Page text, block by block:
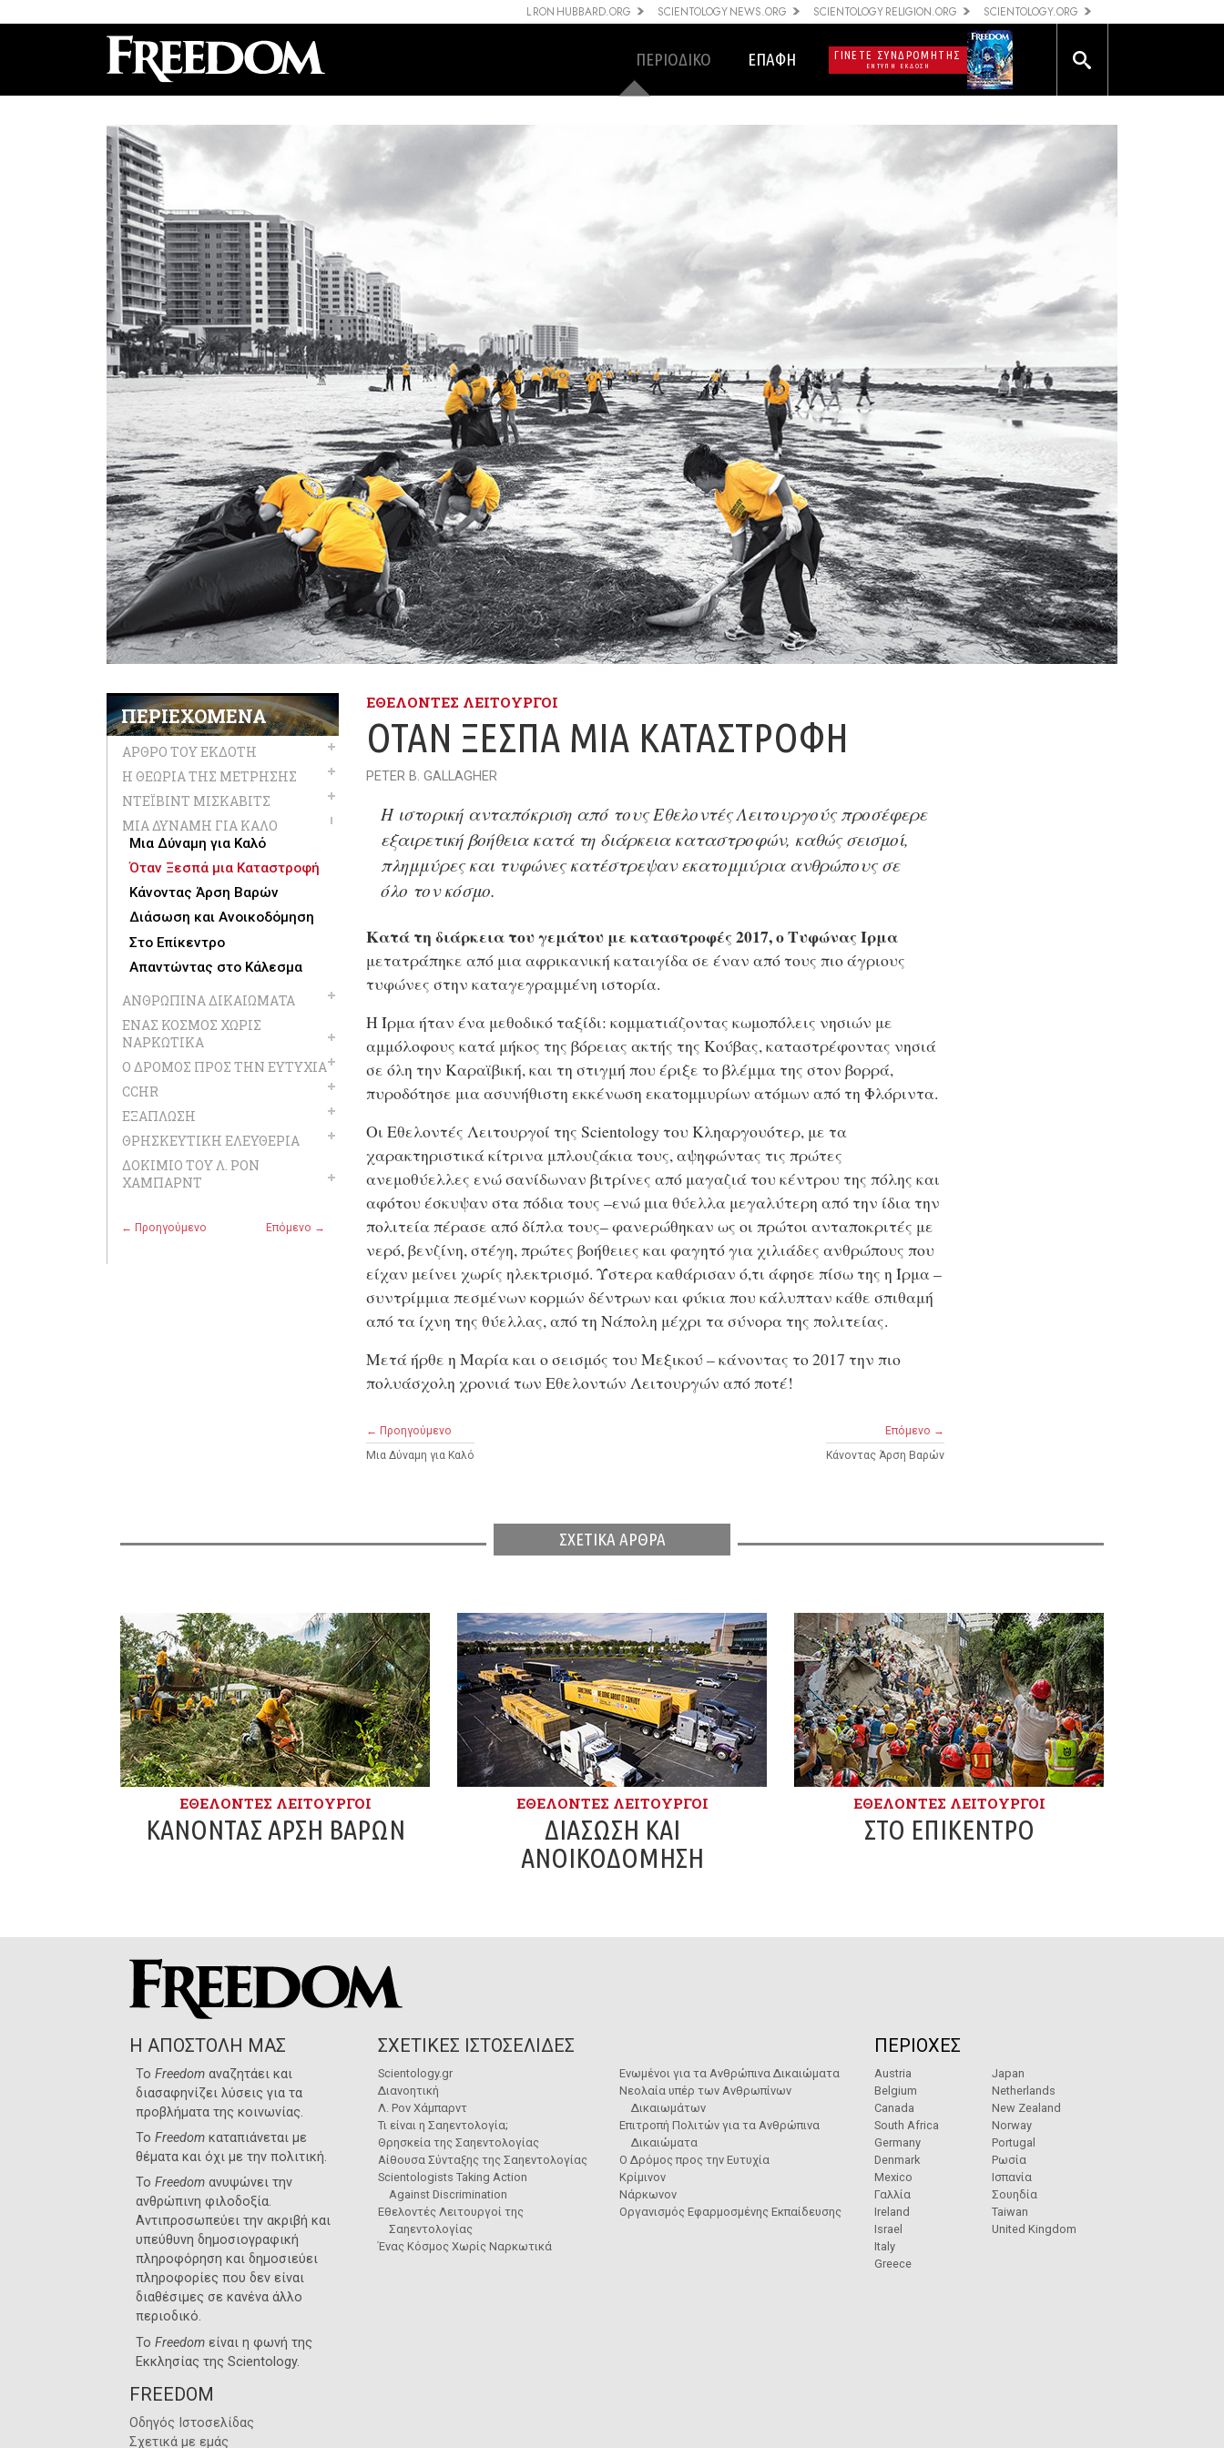
L RON HUBBARD.ORG SCIENTOLOGY NEWS.ORG SCIENTOLOGY RELIGION.ORG SCIENTOLOGY.ORG
ΠΕΡΙΟΔΙΚΟ ΕΠΑΦΗ ΓΙΝΕΤΕ ΣΥΝΔΡΟΜΗΤΗΣ
ΕΝΤΥΠΗ ΕΚΔΟΣΗ
ΠΕΡΙΕΧΌΜΕΝΑ
ΆΡΘΡΟ ΤΟΥ ΕΚΔΌΤΗ
Η ΘΕΩΡΊΑ ΤΗΣ ΜΈΤΡΗΣΗΣ
ΝΤΈΙΒΙΝΤ ΜΙΣΚΆΒΙΤΣ
ΜΙΑ ΔΎΝΑΜΗ ΓΙΑ ΚΑΛΌ
Μια Δύναμη για Καλό
Όταν Ξεσπά μια Καταστροφή
Κάνοντας Άρση Βαρών
Διάσωση και Ανοικοδόμηση
Στο Επίκεντρο
Απαντώντας στο Κάλεσμα
ΑΝΘΡΏΠΙΝΑ ΔΙΚΑΙΏΜΑΤΑ
ΈΝΑΣ ΚΌΣΜΟΣ ΧΩΡΊΣ
ΝΑΡΚΩΤΙΚΆ
Ο ΔΡΌΜΟΣ ΠΡΟΣ ΤΗΝ ΕΥΤΥΧΊΑ
CCHR
ΕΞΆΠΛΩΣΗ
ΘΡΗΣΚΕΥΤΙΚΉ ΕΛΕΥΘΕΡΊΑ
ΔΟΚΊΜΙΟ ΤΟΥ Λ. ΡΟΝ
ΧΆΜΠΑΡΝΤ
← Προηγούμενο Επόμενο →
ΕΘΕΛΟΝΤΈΣ ΛΕΙΤΟΥΡΓΟΊ
ΌΤΑΝ ΞΕΣΠΆ ΜΙΑ ΚΑΤΑΣΤΡΟΦΉ
PETER B. GALLAGHER
Η ιστορική ανταπόκριση από τους Εθελοντές Λειτουργούς προσέφερε
εξαιρετική βοήθεια κατά τη διάρκεια καταστροφών, καθώς σεισμοί,
πλημμύρες και τυφώνες κατέστρεψαν εκατομμύρια ανθρώπους σε
όλο τον κόσμο.
Κατά τη διάρκεια του γεμάτου με καταστροφές 2017, ο Τυφώνας Ίρμα
μετατράπηκε από μια αφρικανική καταιγίδα σε έναν από τους πιο άγριους
τυφώνες στην καταγεγραμμένη ιστορία.
Η Ίρμα ήταν ένα μεθοδικό ταξίδι: κομματιάζοντας κωμοπόλεις νησιών με
αμμόλοφους κατά μήκος της βόρειας ακτής της Κούβας, καταστρέφοντας νησιά
σε όλη την Καραϊβική, και τη στιγμή που έριξε το βλέμμα της στον βορρά,
πυροδότησε μια ασυνήθιστη εκκένωση εκατομμυρίων ατόμων από τη Φλόριντα.
Οι Εθελοντές Λειτουργοί της Scientology του Κληαργουότερ, με τα
χαρακτηριστικά κίτρινα μπλουζάκια τους, αψηφώντας τις πρώτες
ανεμοθύελλες ενώ σανίδωναν βιτρίνες από μαγαζιά του κέντρου της πόλης και
αφότου έσκυψαν στα πόδια τους –ενώ μια θύελλα μεγαλύτερη από την ίδια την
πολιτεία πέρασε από δίπλα τους– φανερώθηκαν ως οι πρώτοι ανταποκριτές με
νερό, βενζίνη, στέγη, πρώτες βοήθειες και φαγητό για χιλιάδες ανθρώπους που
είχαν μείνει χωρίς ηλεκτρισμό. Ύστερα καθάρισαν ό,τι άφησε πίσω της η Ίρμα –
συντρίμμια πεσμένων κορμών δέντρων και φύκια που κάλυπταν κάθε σπιθαμή
από τα ίχνη της θύελλας, από τη Νάπολη μέχρι τα σύνορα της πολιτείας.
Μετά ήρθε η Μαρία και ο σεισμός του Μεξικού – κάνοντας το 2017 την πιο
πολυάσχολη χρονιά των Εθελοντών Λειτουργών από ποτέ!
← Προηγούμενο
Μια Δύναμη για Καλό
Επόμενο →
Κάνοντας Άρση Βαρών
ΣΧΕΤΙΚΑ ΑΡΘΡΑ
ΕΘΕΛΟΝΤΈΣ ΛΕΙΤΟΥΡΓΟΊ
ΚΆΝΟΝΤΑΣ ΆΡΣΗ ΒΑΡΏΝ
ΕΘΕΛΟΝΤΈΣ ΛΕΙΤΟΥΡΓΟΊ
ΔΙΆΣΩΣΗ ΚΑΙ
ΑΝΟΙΚΟΔΌΜΗΣΗ
ΕΘΕΛΟΝΤΈΣ ΛΕΙΤΟΥΡΓΟΊ
ΣΤΟ ΕΠΊΚΕΝΤΡΟ
Η ΑΠΟΣΤΟΛΗ ΜΑΣ
ΤοFreedom αναζητάει και
διασαφηνίζει λύσεις για τα
προβλήματα της κοινωνίας.
ΤοFreedom καταπιάνεται με
θέματα και όχι με την πολιτική.
ΤοFreedom ανυψώνει την
ανθρώπινη φιλοδοξία.
Αντιπροσωπεύει την ακριβή και
υπεύθυνη δημοσιογραφική
πληροφόρηση και δημοσιεύει
πληροφορίες που δεν είναι
διαθέσιμες σε κανένα άλλο
περιοδικό.
ΤοFreedom είναι η φωνή της
Εκκλησίας της Scientology.
ΣΧΕΤΙΚΕΣ ΙΣΤΟΣΕΛΙΔΕΣ
Scientology.gr
Διανοητική
Λ. Ρον Χάμπαρντ
Τι είναι η Σαηεντολογία;
Θρησκεία της Σαηεντολογίας
Αίθουσα Σύνταξης της Σαηεντολογίας
Scientologists Taking Action
Against Discrimination
Εθελοντές Λειτουργοί της
Σαηεντολογίας
Ένας Κόσμος Χωρίς Ναρκωτικά
Ενωμένοι για τα Ανθρώπινα Δικαιώματα
Νεολαία υπέρ των Ανθρωπίνων
Δικαιωμάτων
Επιτροπή Πολιτών για τα Ανθρώπινα
Δικαιώματα
Ο Δρόμος προς την Ευτυχία
Κρίμινον
Νάρκωνον
Οργανισμός Εφαρμοσμένης Εκπαίδευσης
ΠΕΡΙΟΧΕΣ
Austria
Belgium
Canada
South Africa
Germany
Denmark
Mexico
Γαλλία
Ireland
Israel
Italy
Greece
Japan
Netherlands
New Zealand
Norway
Portugal
Ρωσία
Ισπανία
Σουηδία
Taiwan
United Kingdom
FREEDOM
Οδηγός Ιστοσελίδας
Σχετικά με εμάς